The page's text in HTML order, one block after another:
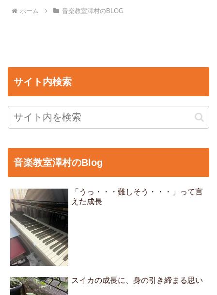
ホーム 音楽教室澤村のBLOG
サイト内検索
音楽教室澤村のBlog
「うっ・・・難しそう・・・」って言
えた成長
スイカの成長に、身の引き締まる思い